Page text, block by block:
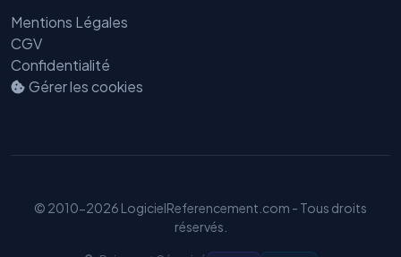
Mentions Légales
CGV
Confidentialité
Gérer les cookies
© 2010-2026 LogicielReferencement.com - Tous droits
réservés.